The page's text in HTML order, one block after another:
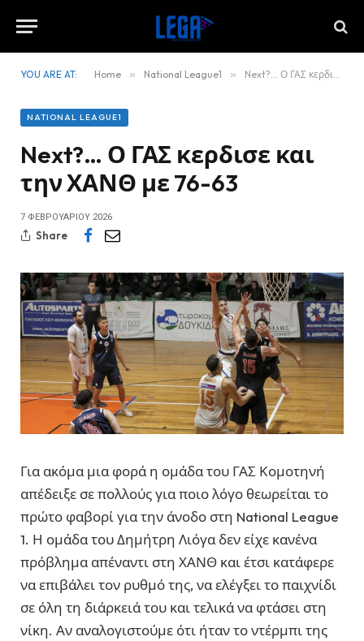
YOU ARE AT: Home » National League1 » Next?… Ο ΓΑΣ κερδισε και την ΧΑΝΘ με 76-63
NATIONAL LEAGUE1
Next?… Ο ΓΑΣ κερδισε και
την ΧΑΝΘ με 76-63
7 ΦΕΒΡΟΥΑΡΊΟΥ 2026
Share
Για ακόμα μια φορά η ομάδα του ΓΑΣ Κομοτηνή
απέδειξε σε πολλούς για ποιο λόγο θεωρείται το
πρώτο φαβορί για την άνοδο στη National League
1. Η ομάδα του Δημήτρη Λιόγα δεν είχε κανένα
πρόβλημα απέναντι στη ΧΑΝΘ και έτσι κατάφερε
να επιβάλει τον ρυθμό της, να ελέγξει το παιχνίδι
σε όλη τη διάρκειά του και τελικά να φτάσει στη
νίκη. Αν αναλογιστούμε ότι ήταν το ντέρμπι της